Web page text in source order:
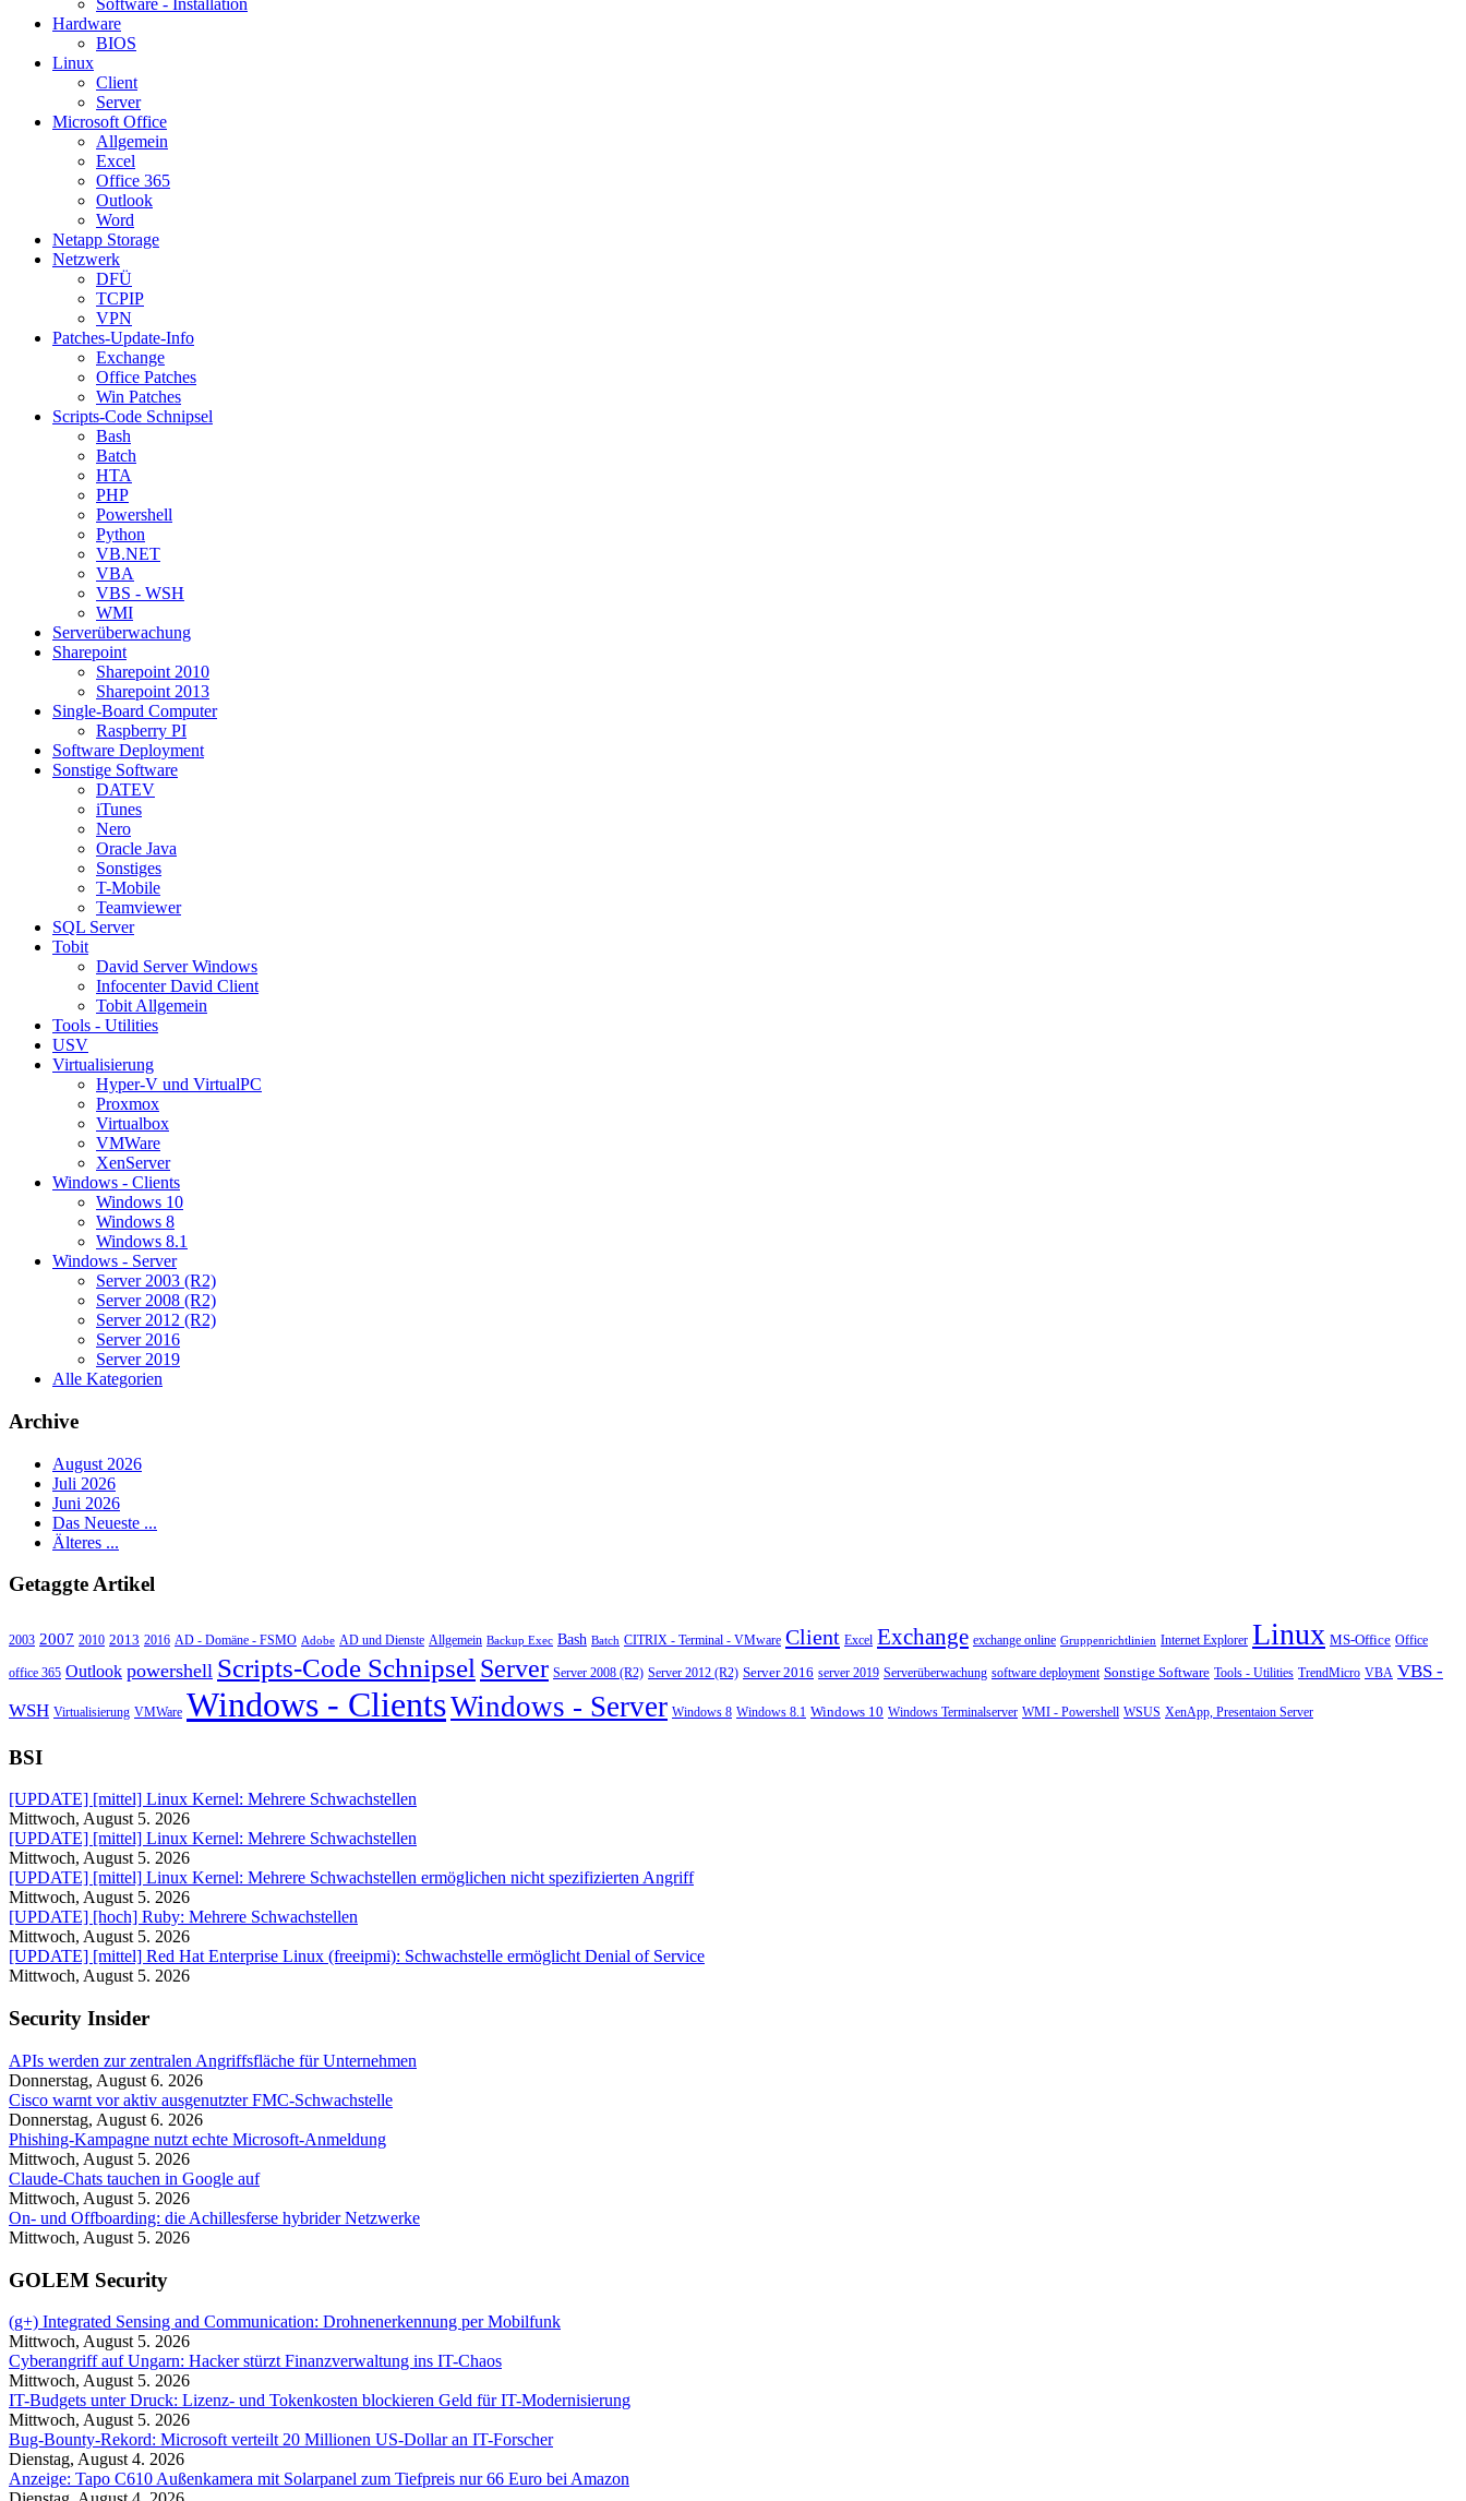
Software - Installation
Hardware
BIOS
Linux
Client
Server
Microsoft Office
Allgemein
Excel
Office 365
Outlook
Word
Netapp Storage
Netzwerk
DFÜ
TCPIP
VPN
Patches-Update-Info
Exchange
Office Patches
Win Patches
Scripts-Code Schnipsel
Bash
Batch
HTA
PHP
Powershell
Python
VB.NET
VBA
VBS - WSH
WMI
Serverüberwachung
Sharepoint
Sharepoint 2010
Sharepoint 2013
Single-Board Computer
Raspberry PI
Software Deployment
Sonstige Software
DATEV
iTunes
Nero
Oracle Java
Sonstiges
T-Mobile
Teamviewer
SQL Server
Tobit
David Server Windows
Infocenter David Client
Tobit Allgemein
Tools - Utilities
USV
Virtualisierung
Hyper-V und VirtualPC
Proxmox
Virtualbox
VMWare
XenServer
Windows - Clients
Windows 10
Windows 8
Windows 8.1
Windows - Server
Server 2003 (R2)
Server 2008 (R2)
Server 2012 (R2)
Server 2016
Server 2019
Alle Kategorien
Archive
August 2026
Juli 2026
Juni 2026
Das Neueste ...
Älteres ...
Getaggte Artikel
2003 2007 2010 2013 2016 AD - Domäne - FSMO Adobe AD und Dienste Allgemein Backup Exec Bash Batch CITRIX - Terminal - VMware Client Excel Exchange exchange online Gruppenrichtlinien Internet Explorer Linux MS-Office Office
office 365 Outlook powershell Scripts-Code SchnipselServer Server 2008 (R2) Server 2012 (R2) Server 2016 server 2019 Serverüberwachung software deployment Sonstige Software Tools - Utilities TrendMicro VBA VBS -
WSH Virtualisierung VMWare Windows - ClientsWindows - Server Windows 8 Windows 8.1 Windows 10 Windows Terminalserver WMI - Powershell WSUS XenApp, Presentaion Server
BSI
[UPDATE] [mittel] Linux Kernel: Mehrere Schwachstellen
Mittwoch, August 5. 2026
[UPDATE] [mittel] Linux Kernel: Mehrere Schwachstellen
Mittwoch, August 5. 2026
[UPDATE] [mittel] Linux Kernel: Mehrere Schwachstellen ermöglichen nicht spezifizierten Angriff
Mittwoch, August 5. 2026
[UPDATE] [hoch] Ruby: Mehrere Schwachstellen
Mittwoch, August 5. 2026
[UPDATE] [mittel] Red Hat Enterprise Linux (freeipmi): Schwachstelle ermöglicht Denial of Service
Mittwoch, August 5. 2026
Security Insider
APIs werden zur zentralen Angriffs­fläche für Unternehmen
Donnerstag, August 6. 2026
Cisco warnt vor aktiv ausgenutzter FMC-Schwachstelle
Donnerstag, August 6. 2026
Phishing-Kampagne nutzt echte Microsoft-Anmeldung
Mittwoch, August 5. 2026
Claude-Chats tauchen in Google auf
Mittwoch, August 5. 2026
On- und Offboarding: die Achillesferse hybrider Netzwerke
Mittwoch, August 5. 2026
GOLEM Security
(g+) Integrated Sensing and Communication: Drohnenerkennung per Mobilfunk
Mittwoch, August 5. 2026
Cyberangriff auf Ungarn: Hacker stürzt Finanzverwaltung ins IT-Chaos
Mittwoch, August 5. 2026
IT-Budgets unter Druck: Lizenz- und Tokenkosten blockieren Geld für IT-Modernisierung
Mittwoch, August 5. 2026
Bug-Bounty-Rekord: Microsoft verteilt 20 Millionen US-Dollar an IT-Forscher
Dienstag, August 4. 2026
Anzeige: Tapo C610 Außenkamera mit Solarpanel zum Tiefpreis nur 66 Euro bei Amazon